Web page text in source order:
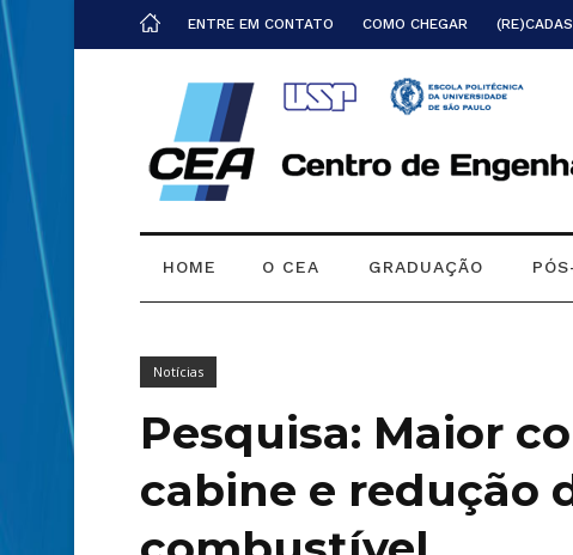
ENTRE EM CONTATO COMO CHEGAR
HOME O CEA GRADUAÇÃO
Notícias
Pesquisa: Maior
cabine e redução